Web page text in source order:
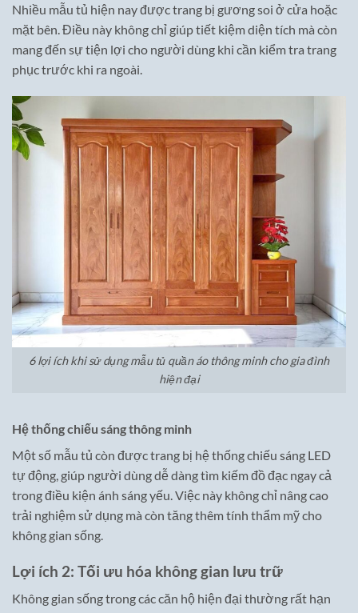
Nhiều mẫu tủ hiện nay được trang bị gương soi ở cửa hoặc
mặt bên. Điều này không chỉ giúp tiết kiệm diện tích mà còn
mang đến sự tiện lợi cho người dùng khi cần kiểm tra trang
phục trước khi ra ngoài.
6 lợi ích khi sử dụng mẫu tủ quần áo thông minh cho gia đình
hiện đại
Hệ thống chiếu sáng thông minh
Một số mẫu tủ còn được trang bị hệ thống chiếu sáng LED
tự động, giúp người dùng dễ dàng tìm kiếm đồ đạc ngay cả
trong điều kiện ánh sáng yếu. Việc này không chỉ nâng cao
trải nghiệm sử dụng mà còn tăng thêm tính thẩm mỹ cho
không gian sống.
Lợi ích 2: Tối ưu hóa không gian lưu trữ
Không gian sống trong các căn hộ hiện đại thường rất hạn